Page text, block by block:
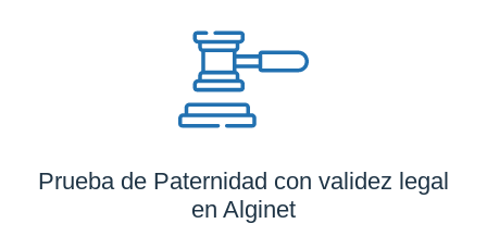
Prueba de Paternidad con validez legal
en Alginet